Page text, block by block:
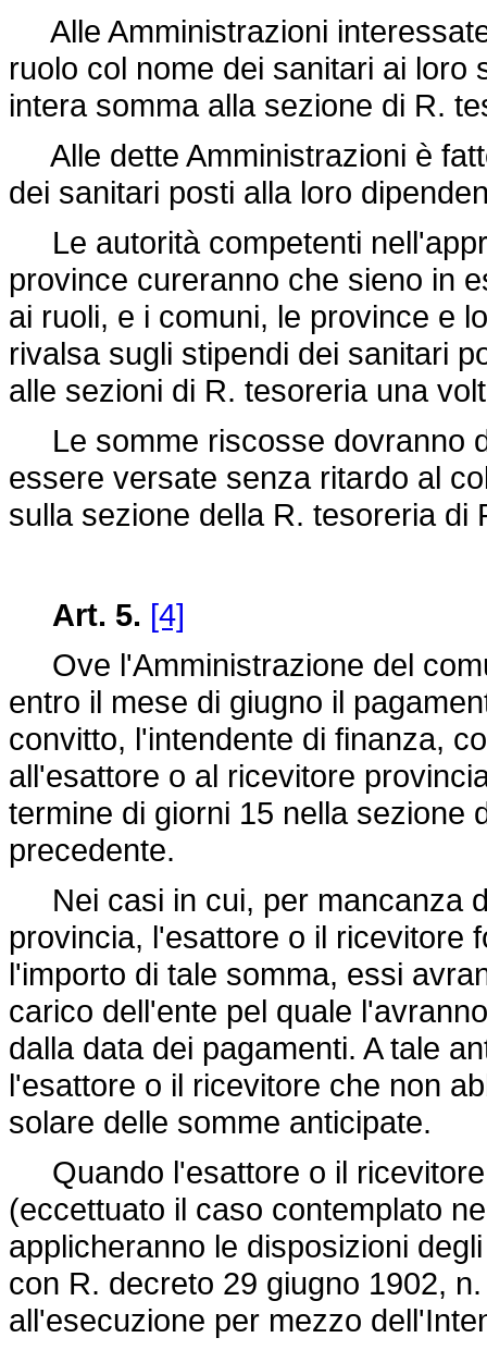
Alle Amministrazioni
ruolo col nome dei sanitari ai
intera somma alla sezione di R.
Alle dette Amministrazioni è
dei sanitari posti alla loro
Le autorità competenti
province cureranno che sieno in
ai ruoli, e i comuni, le province e
rivalsa sugli stipendi dei sanitari
alle sezioni di R. tesoreria una
Le somme riscosse dovranno
essere versate senza ritardo al
sulla sezione della R. tesoreria di
Art. 5. [4]
Ove l'Amministrazione del
entro il mese di giugno il
convitto, l'intendente di finanza,
all'esattore o al ricevitore
termine di giorni 15 nella sezione
precedente.
Nei casi in cui, per mancanza
provincia, l'esattore o il ricevitore
l'importo di tale somma, essi
carico dell'ente pel quale
dalla data dei pagamenti. A tale
l'esattore o il ricevitore che non
solare delle somme anticipate.
Quando l'esattore o il
(eccettuato il caso contemplato
applicheranno le disposizioni
con R. decreto 29 giugno 1902,
all'esecuzione per mezzo